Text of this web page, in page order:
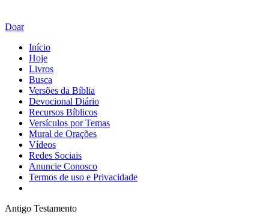
Doar
Início
Hoje
Livros
Busca
Versões da Bíblia
Devocional Diário
Recursos Bíblicos
Versículos por Temas
Mural de Orações
Vídeos
Redes Sociais
Anuncie Conosco
Termos de uso e Privacidade
Antigo Testamento